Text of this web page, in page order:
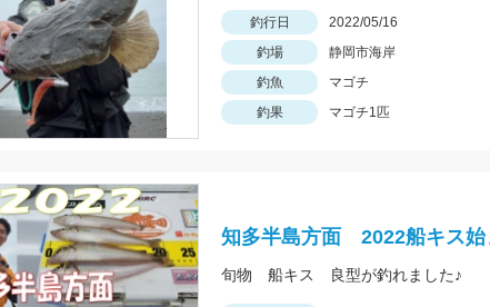
釣行日 2022/05/16
釣場
静岡市海岸
釣魚
マゴチ
釣果
マゴチ1匹
知多半島方面 2022船キス始
旬物 船キス 良型が釣れました♪